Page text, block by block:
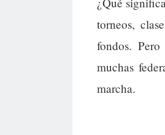
torneos,
fondos.
muchas
marcha.